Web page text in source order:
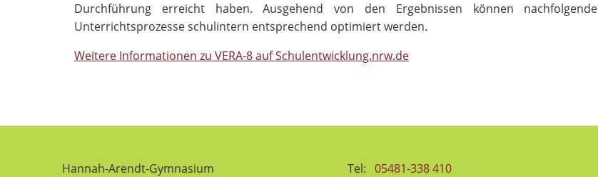
Durchführung erreicht haben. Ausgehend von den Ergebnissen können nachfolgende
Unterrichtsprozesse schulintern entsprechend optimiert werden.
Weitere Informationen zu VERA-8 auf Schulentwicklung.nrw.de
Hannah-Arendt-Gymnasium
Tel: 05481-338 410